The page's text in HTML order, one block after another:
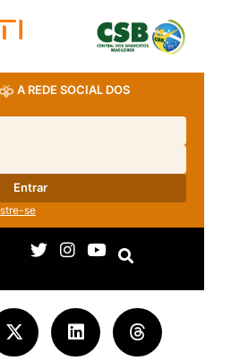
A REDE SOCIAL DOS
Entrar
se